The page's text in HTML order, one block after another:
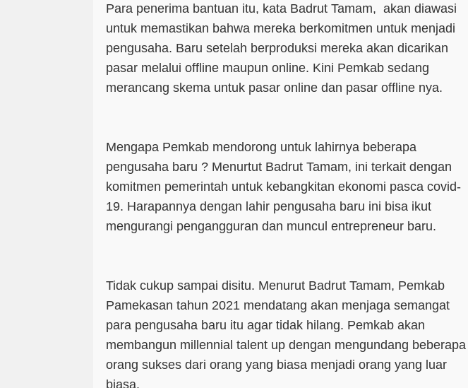
Para penerima bantuan itu, kata Badrut Tamam, akan diawasi
untuk memastikan bahwa mereka berkomitmen untuk menjadi
pengusaha. Baru setelah berproduksi mereka akan dicarikan
pasar melalui offline maupun online. Kini Pemkab sedang
merancang skema untuk pasar online dan pasar offline nya.
Mengapa Pemkab mendorong untuk lahirnya beberapa
pengusaha baru ? Menurtut Badrut Tamam, ini terkait dengan
komitmen pemerintah untuk kebangkitan ekonomi pasca covid-
19. Harapannya dengan lahir pengusaha baru ini bisa ikut
mengurangi pengangguran dan muncul entrepreneur baru.
Tidak cukup sampai disitu. Menurut Badrut Tamam, Pemkab
Pamekasan tahun 2021 mendatang akan menjaga semangat
para pengusaha baru itu agar tidak hilang. Pemkab akan
membangun millennial talent up dengan mengundang beberapa
orang sukses dari orang yang biasa menjadi orang yang luar
biasa.